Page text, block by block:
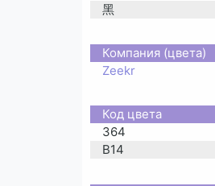
黑
Компания (цвета)
Zeekr
Код цвета
364
B14